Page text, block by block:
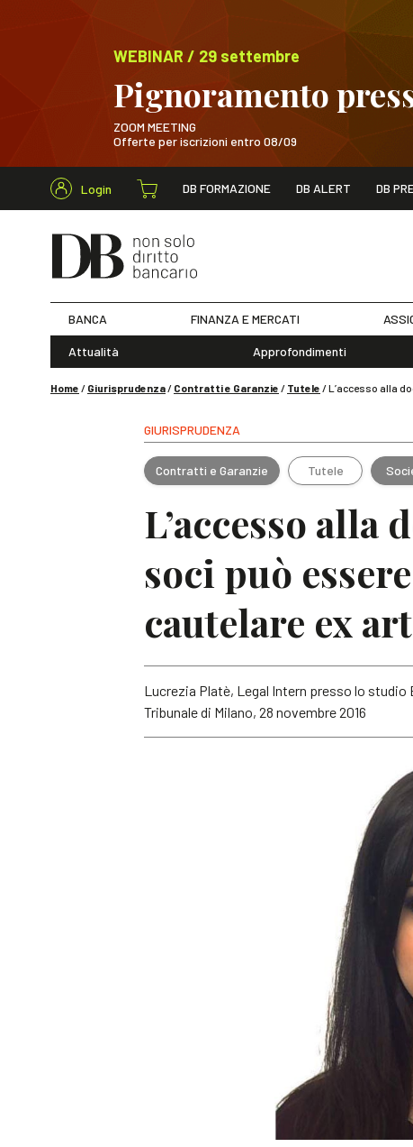
WEBINAR / 29 settembre
Pignoramento
ZOOM MEETING
Offerte per iscrizioni entro 08/09
WEBINAR / 29
Login DB FORMAZIONE DB ALERT DB
Cerca nel sito
BANCA FINANZA E MERCATI
Attualità Approfondimenti
Home / Giurisprudenza/ Contratti e Garanzie / Tutele /L’accesso alla
GIURISPRUDENZA
Contratti e Garanzie Tutele
L’accesso alla
soci può
cautelare ex
Lucrezia Platè, Legal Intern presso lo studio
Tribunale di Milano, 28 novembre 2016